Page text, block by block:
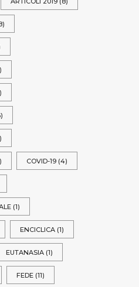
COVID-19(4)
(1)
ENCICLICA(1)
EUTANASIA(1)
FEDE(11)